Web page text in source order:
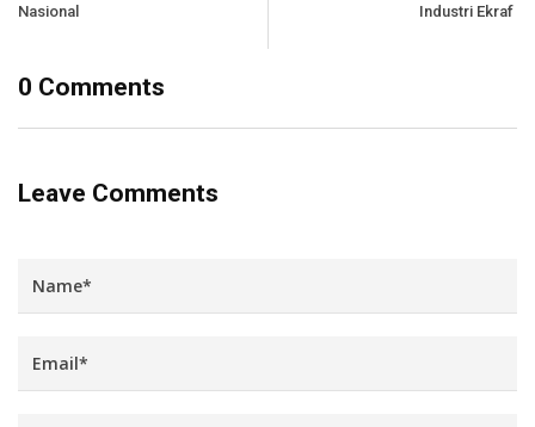
Nasional
Industri Ekraf
0 Comments
Leave Comments